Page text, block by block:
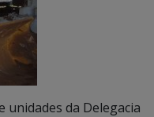
unidades da Delegacia